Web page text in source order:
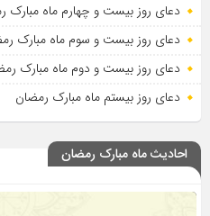
دعای روز بیست و چهارم ماه مبارک
دعای روز بیست و سوم ماه مبارک
دعای روز بیست و دوم ماه مبارک
دعای روز بیستم ماه مبارک رمضان
احادیث ماه مبارک رمضان